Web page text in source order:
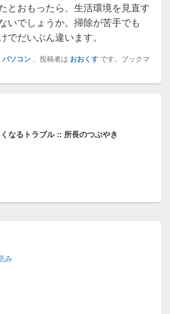
とおもったら、生活環境を見直す
いでしょうか。掃除が苦手でも
でだいぶん違います。
パソコン 、投稿者は おおくすです。ブックマ
なるトラブル :: 所長のつぶやき
み